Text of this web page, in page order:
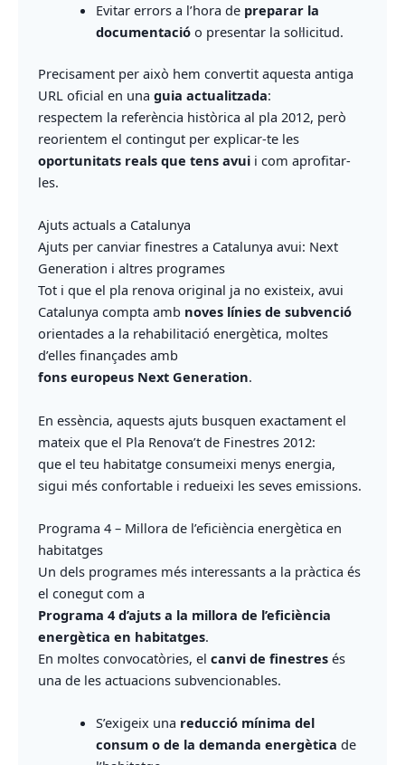
Evitar errors a l’hora de preparar la
documentacióo presentar la sol·licitud.
Precisament per això hem convertit aquesta antiga
URL oficial en una guia actualitzada:
respectem la referència històrica al pla 2012, però
reorientem el contingut per explicar-te les
oportunitats reals que tens avuii com aprofitar-
les.
Ajuts actuals a Catalunya
Ajuts per canviar finestres a Catalunya avui: Next
Generation i altres programes
Tot i que el pla renova original ja no existeix, avui
Catalunya compta amb noves línies de subvenció
orientades a la rehabilitació energètica, moltes
d’elles finançades amb
fons europeus Next Generation.
En essència, aquests ajuts busquen exactament el
mateix que el Pla Renova’t de Finestres 2012:
que el teu habitatge consumeixi menys energia,
sigui més confortable i redueixi les seves emissions.
Programa 4 – Millora de l’eficiència energètica en
habitatges
Un dels programes més interessants a la pràctica és
el conegut com a
Programa 4 d’ajuts a la millora de l’eficiència
energètica en habitatges.
En moltes convocatòries, el canvi de finestresés
una de les actuacions subvencionables.
S’exigeix una reducció mínima del
consum o de la demanda energètica de